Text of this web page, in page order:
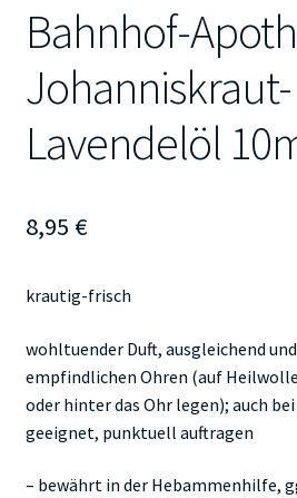
Bahnhof-
Johanniskraut-
Lavendelöl
8,95 €
krautig-frisch
wohltuender Duft, ausgleichend
empfindlichen Ohren (auf
oder hinter das Ohr legen); auch
geeignet, punktuell auftragen
– bewährt in der Hebammenhilfe,